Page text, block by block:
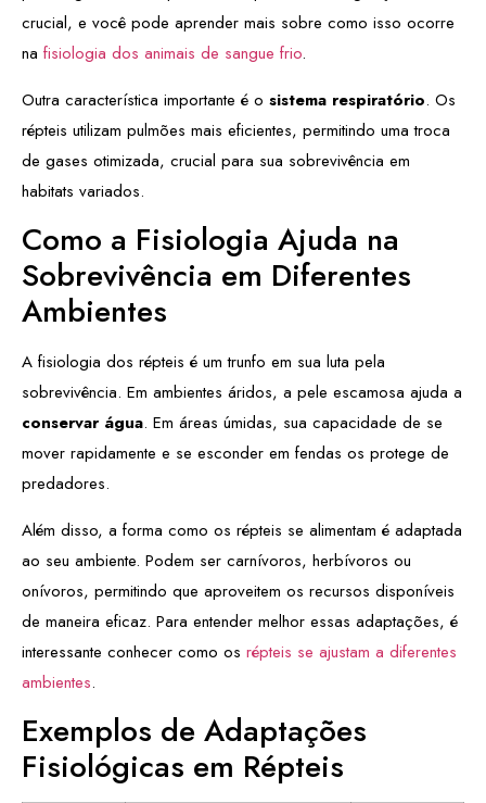
crucial, e você pode aprender mais sobre como isso ocorre
na fisiologia dos animais de sangue frio.
Outra característica importante é o sistema respiratório. Os
répteis utilizam pulmões mais eficientes, permitindo uma troca
de gases otimizada, crucial para sua sobrevivência em
habitats variados.
Como a Fisiologia Ajuda na
Sobrevivência em Diferentes
Ambientes
A fisiologia dos répteis é um trunfo em sua luta pela
sobrevivência. Em ambientes áridos, a pele escamosa ajuda a
conservar água. Em áreas úmidas, sua capacidade de se
mover rapidamente e se esconder em fendas os protege de
predadores.
Além disso, a forma como os répteis se alimentam é adaptada
ao seu ambiente. Podem ser carnívoros, herbívoros ou
onívoros, permitindo que aproveitem os recursos disponíveis
de maneira eficaz. Para entender melhor essas adaptações, é
interessante conhecer como os répteis se ajustam a diferentes
ambientes.
Exemplos de Adaptações
Fisiológicas em Répteis